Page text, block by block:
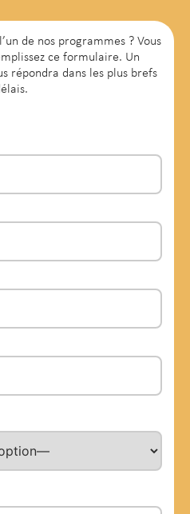
de nos programmes ? Vous
ce formulaire. Un
répondra dans les plus brefs